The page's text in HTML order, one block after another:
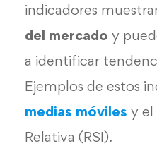
indicadores
del mercado y
a identificar
Ejemplos de estos
medias móviles y el
Relativa (RSI).